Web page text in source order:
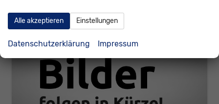
Alle akzeptieren Einstellungen
Datenschutzerklärung Impressum